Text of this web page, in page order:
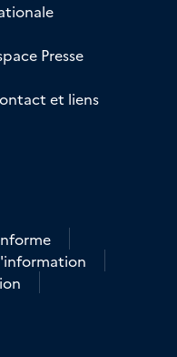
Presse
et liens
marine recrute
La marine recrute
La marine
compte La marine
au compte La